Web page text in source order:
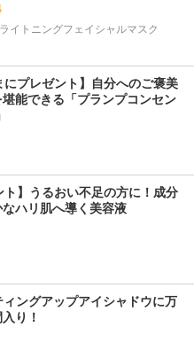
イトニングフェイシャルマスク
にプレゼント】自分へのご褒美
能できる「プランプコンセン
ト】うるおい不足の方に！成分
ハリ肌へ導く美容液
ングアップアイシャドウに万
り！